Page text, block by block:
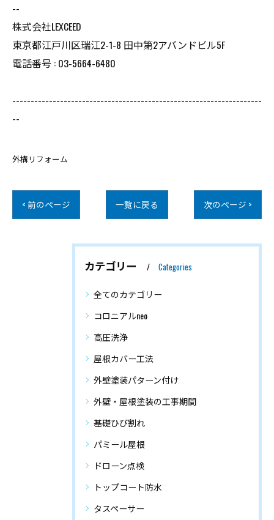
--
株式会社LEXCEED
東京都江戸川区瑞江2-1-8 田中第2アバンドビル5F
電話番号 : 03-5664-6480
--------------------------------------------------------------------
--
外構リフォーム
< 前のページ 一覧に戻る 次のページ >
カテゴリー Categories
全てのカテゴリー
コロニアルneo
高圧洗浄
屋根カバー工法
外壁塗装パターン付け
外壁・屋根塗装の工事期間
基礎ひび割れ
パミール屋根
ドローン点検
トップコート防水
タスペーサー